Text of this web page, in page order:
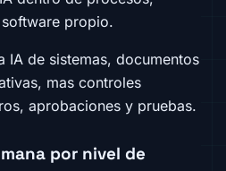
propio.
IA de sistemas, documentos
mas controles
aprobaciones y pruebas.
por nivel de